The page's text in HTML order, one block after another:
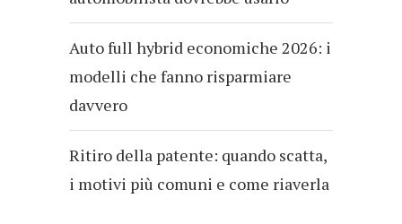
Auto full hybrid economiche 2026: i
modelli che fanno risparmiare
davvero
Ritiro della patente: quando scatta,
i motivi più comuni e come riaverla